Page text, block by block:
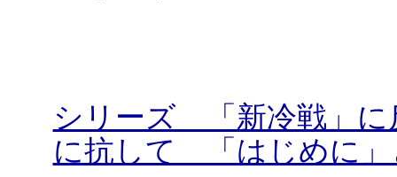
シリーズ 「新冷戦」
に抗して 「はじめに」